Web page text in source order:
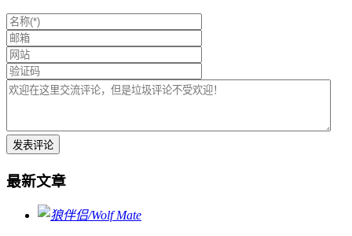
最新文章